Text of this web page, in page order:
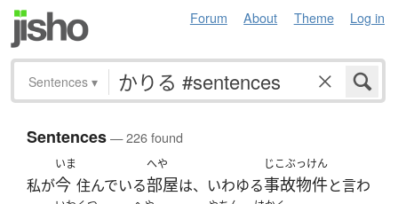
Forum About Theme Log in
Sentences ▾
Sentences— 226 found
私が
いま
今 住んでいる
へや
部屋は、いわゆる
じこぶっけん
事故物件と言わ